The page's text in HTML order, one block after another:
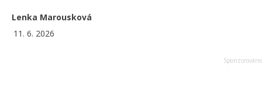
Lenka Marousková
11. 6. 2026